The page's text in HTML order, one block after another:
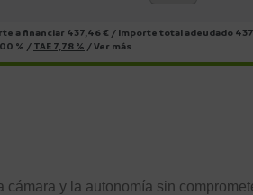
a financiar 437,46 € / Importe total adeudado
% / TAE 7,78 % /Ver más
y la autonomía sin